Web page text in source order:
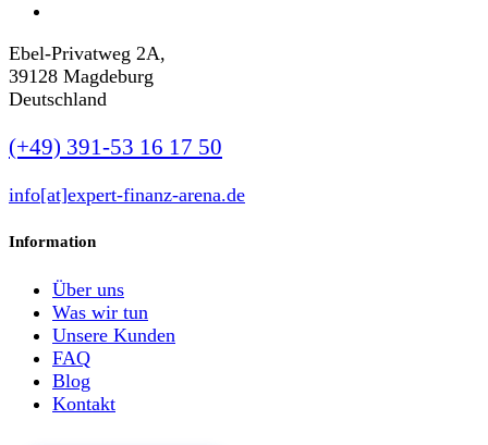
Ebel-Privatweg 2A,
39128 Magdeburg
Deutschland
(+49) 391-53 16 17 50
info[at]expert-finanz-arena.de
Information
Über uns
Was wir tun
Unsere Kunden
FAQ
Blog
Kontakt